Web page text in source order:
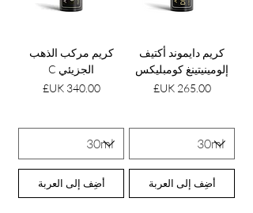
كريم دايموند أكتيف
إلومينيتينغ كومبليكس
السعر‏265.00 UK£
أضِف إلى العربة
كريم مركب الذهب
الجزيئي C
السعر‏340.00 UK£
أضِف إلى العربة